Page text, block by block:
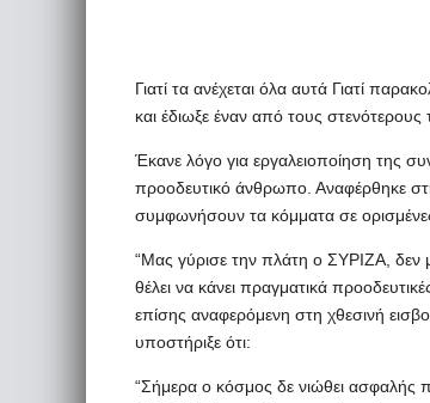
Γιατί τα ανέχεται όλα αυτά Γιατί
και έδιωξε έναν από τους στενότερους
Έκανε λόγο για εργαλειοποίηση της
προοδευτικό άνθρωπο. Αναφέρθηκε
συμφωνήσουν τα κόμματα σε ορισμένες
“Μας γύρισε την πλάτη ο ΣΥΡΙΖΑ, δεν
θέλει να κάνει πραγματικά
επίσης αναφερόμενη στη χθεσινή
υποστήριξε ότι:
“Σήμερα ο κόσμος δε νιώθει ασφαλής